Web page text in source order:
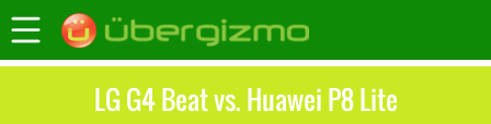
LG G4 Beat vs. Huawei P8 Lite